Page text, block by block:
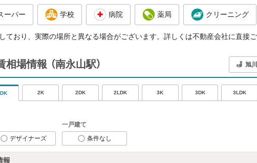
ーパー 学校 病院 薬局 クリーニング
ており、実際の場所と異なる場合がございます。詳しくは不動産会社に直接ご
相場情報 （南永山駅） 旭
2K 2DK 2LDK 3K 3DK 3LDK
デザイナーズ
一戸建て
条件なし
報